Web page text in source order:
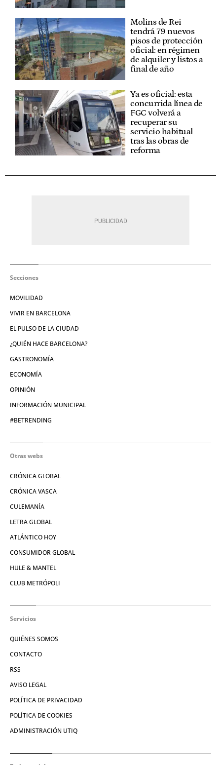
Molins de Rei
tendrá 79 nuevos
pisos de protección
oficial: en régimen
de alquiler y listos a
final de año
Ya es oficial: esta
concurrida línea de
FGC volverá a
recuperar su
servicio habitual
tras las obras de
reforma
Secciones
MOVILIDAD
VIVIR EN BARCELONA
EL PULSO DE LA CIUDAD
¿QUIÉN HACE BARCELONA?
GASTRONOMÍA
ECONOMÍA
OPINIÓN
INFORMACIÓN MUNICIPAL
#BETRENDING
Otras webs
CRÓNICA GLOBAL
CRÓNICA VASCA
CULEMANÍA
LETRA GLOBAL
ATLÁNTICO HOY
CONSUMIDOR GLOBAL
HULE & MANTEL
CLUB METRÓPOLI
Servicios
QUIÉNES SOMOS
CONTACTO
RSS
AVISO LEGAL
POLÍTICA DE PRIVACIDAD
POLÍTICA DE COOKIES
ADMINISTRACIÓN UTIQ